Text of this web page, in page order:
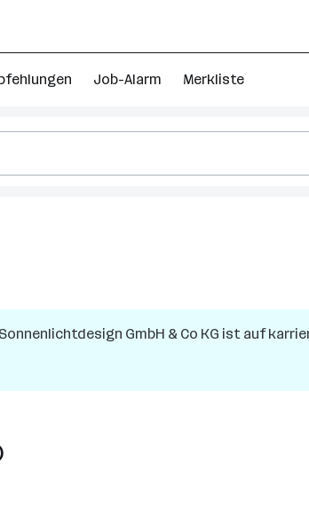
Job-Alarm Merkliste
Sonnenlichtdesign GmbH & Co KG ist auf